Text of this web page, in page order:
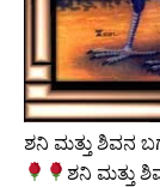
ಶನಿ ಮತ್ತು ಶಿವನ
ಶನಿ ಮತ್ತು